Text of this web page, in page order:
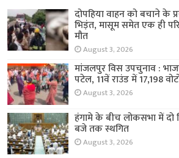
दोपहिया वाहन को बचाने के
भिड़ंत, मासूम समेत एक ही
मौत
August 3, 2026
मांजलपुर विस उपचुनाव :
पटेल, 11वें राउंड में 17,198
August 3, 2026
हंगामे के बीच लोकसभा में दो
बजे तक स्थगित
August 3, 2026